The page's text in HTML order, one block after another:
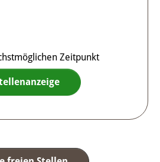
Zeitpunkt